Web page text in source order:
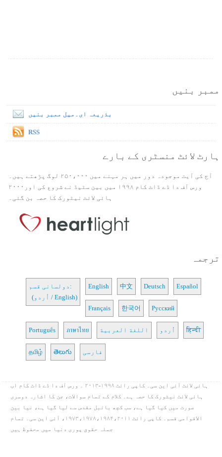
ممبر بنیں
بذریعہ ای۔میل ممبر بنیں
RSS
ہارٹ لائٹ منسٹری کے بارے
آج کی آیت موجودہ دور میں ہر مہنے میں ۲۵۰،۰۰۰ لوگ پڑھتے ہیں۔
ورس آف دا ڈے ڈاٹ کام ۱۹۹۸ میں بین سٹیڈ نے شروع کی اور۲۰۰۰
ہائی لائٹ نیٹورک کا حصہ بن گئی۔
ترجمہ
دولسانی قسم:
(اُردو / English)
English 中文 Deutsch Español
Français 한국어 Русский
Português ภาษาไทย اللغة العربية اُردو हिन्दी
தமிழ் తెలుగు فارسی
ہائی لائٹ آئی این سی۔ کاپی رائٹ ۱۹۹۸-۲۰۱۳ ۔ ورس آف دا ڈے ڈاٹ کام اب
ہائی لائٹ نیٹورک کا حصہ ہے۔ کلام کے تمام سوالات، جن کا اشارہ دوسری
صورت میں کیا گیا ہے، سب کچھ بائبل مقدس سے لیا گیا ہے، نیا بین
الاقوامی قسم۔ کاپی رائٹ ۱۹۷۳،۱۹۷۸،۱۹۸۴،۲۰۱۱، آئی این سی۔ تمام
جملہ حقوق پوری دنیا میں محفوظ ہیں